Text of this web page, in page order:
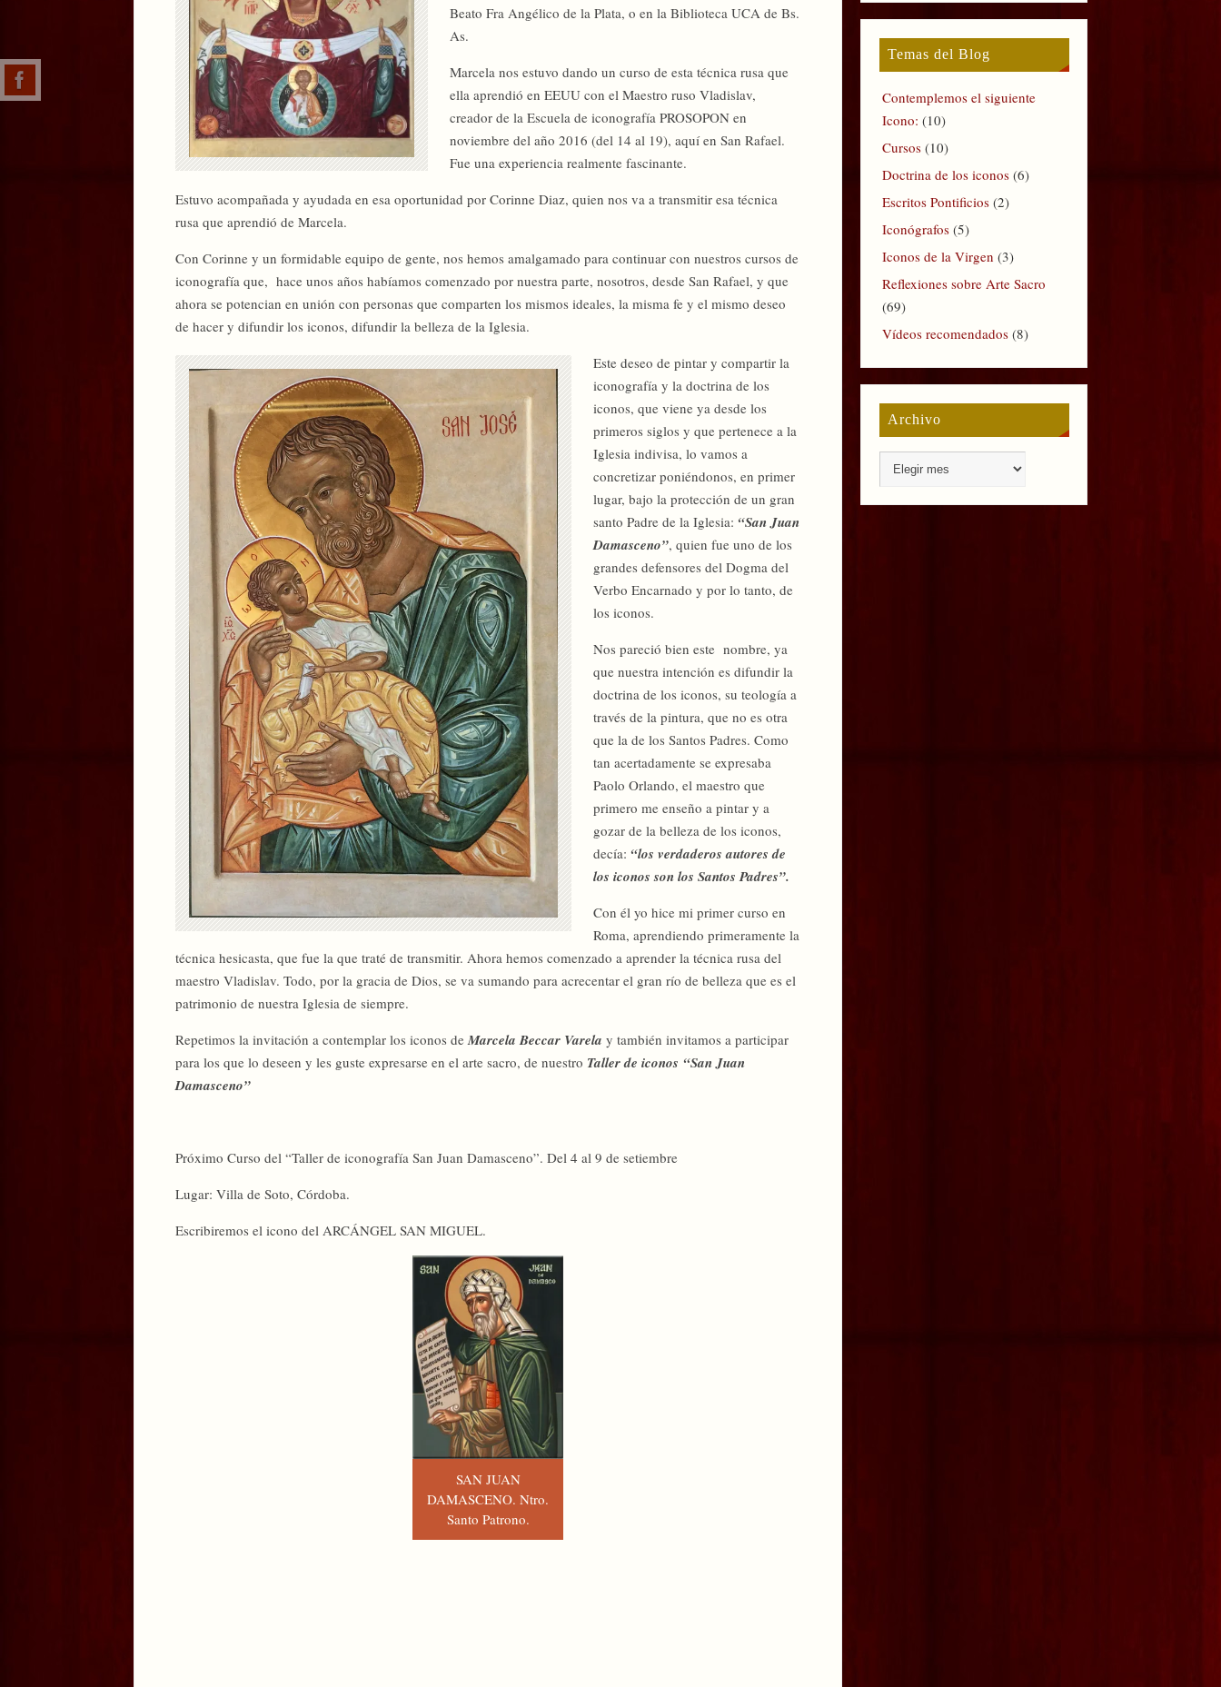
Beato Fra Angélico de la Plata, o en la Biblioteca UCA de Bs.
As.
Marcela nos estuvo dando un curso de esta técnica rusa que
ella aprendió en EEUU con el Maestro ruso Vladislav,
creador de la Escuela de iconografía PROSOPON en
noviembre del año 2016 (del 14 al 19), aquí en San Rafael.
Fue una experiencia realmente fascinante.
Estuvo acompañada y ayudada en esa oportunidad por Corinne Diaz, quien nos va a transmitir esa técnica
rusa que aprendió de Marcela.
Con Corinne y un formidable equipo de gente, nos hemos amalgamado para continuar con nuestros cursos de
iconografía que, hace unos años habíamos comenzado por nuestra parte, nosotros, desde San Rafael, y que
ahora se potencian en unión con personas que comparten los mismos ideales, la misma fe y el mismo deseo
de hacer y difundir los iconos, difundir la belleza de la Iglesia.
Este deseo de pintar y compartir la
iconografía y la doctrina de los
iconos, que viene ya desde los
primeros siglos y que pertenece a la
Iglesia indivisa, lo vamos a
concretizar poniéndonos, en primer
lugar, bajo la protección de un gran
santo Padre de la Iglesia: “San Juan
Damasceno”, quien fue uno de los
grandes defensores del Dogma del
Verbo Encarnado y por lo tanto, de
los iconos.
Nos pareció bien este nombre, ya
que nuestra intención es difundir la
doctrina de los iconos, su teología a
través de la pintura, que no es otra
que la de los Santos Padres. Como
tan acertadamente se expresaba
Paolo Orlando, el maestro que
primero me enseño a pintar y a
gozar de la belleza de los iconos,
decía: “los verdaderos autores de
los iconos son los Santos Padres”.
Con él yo hice mi primer curso en
Roma, aprendiendo primeramente la
técnica hesicasta, que fue la que traté de transmitir. Ahora hemos comenzado a aprender la técnica rusa del
maestro Vladislav. Todo, por la gracia de Dios, se va sumando para acrecentar el gran río de belleza que es el
patrimonio de nuestra Iglesia de siempre.
Repetimos la invitación a contemplar los iconos de Marcela Beccar Varela y también invitamos a participar
para los que lo deseen y les guste expresarse en el arte sacro, de nuestro Taller de iconos “San Juan
Damasceno”
Próximo Curso del “Taller de iconografía San Juan Damasceno”. Del 4 al 9 de setiembre
Lugar: Villa de Soto, Córdoba.
Escribiremos el icono del ARCÁNGEL SAN MIGUEL.
SAN JUAN
DAMASCENO. Ntro.
Santo Patrono.
Temas del Blog
Contemplemos el siguiente
Icono: (10)
Cursos(10)
Doctrina de los iconos(6)
Escritos Pontificios(2)
Iconógrafos(5)
Iconos de la Virgen (3)
Reflexiones sobre Arte Sacro
(69)
Vídeos recomendados(8)
Archivo